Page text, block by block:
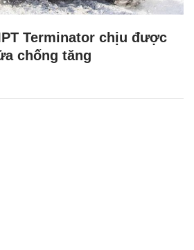
Terminator chịu được
chống tăng